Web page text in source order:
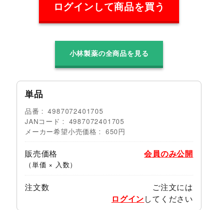
ログインして商品を買う
小林製薬の全商品を見る
単品
品番
4987072401705
JANコード
4987072401705
メーカー希望小売価格
650円
販売価格
（単価 × 入数）
会員のみ公開
注文数
ご注文には
ログインしてください